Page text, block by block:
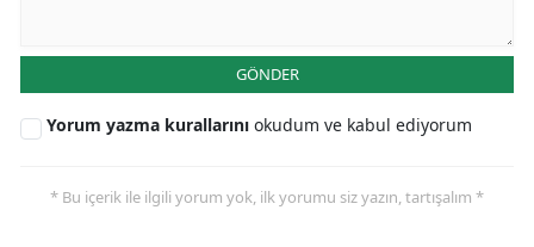
GÖNDER
Yorum yazma kurallarını okudum ve kabul ediyorum
* Bu içerik ile ilgili yorum yok, ilk yorumu siz yazın, tartışalım *